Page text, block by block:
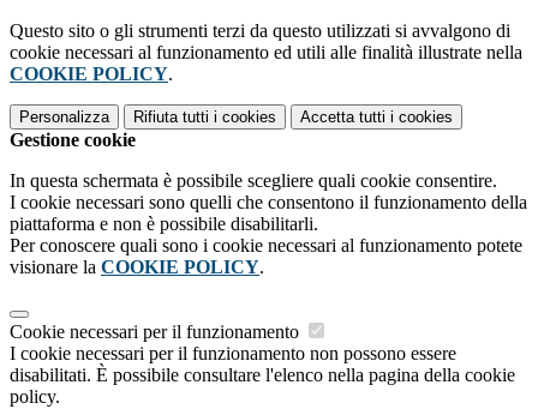
Questo sito o gli strumenti terzi da questo utilizzati si avvalgono di
cookie necessari al funzionamento ed utili alle finalità illustrate nella
COOKIE POLICY.
Personalizza Rifiuta tutti i cookies Accetta tutti i cookies
Gestione cookie
In questa schermata è possibile scegliere quali cookie consentire.
I cookie necessari sono quelli che consentono il funzionamento della
piattaforma e non è possibile disabilitarli.
Per conoscere quali sono i cookie necessari al funzionamento potete
visionare la COOKIE POLICY.
Cookie necessari per il funzionamento
I cookie necessari per il funzionamento non possono essere
disabilitati. È possibile consultare l'elenco nella pagina della cookie
policy.